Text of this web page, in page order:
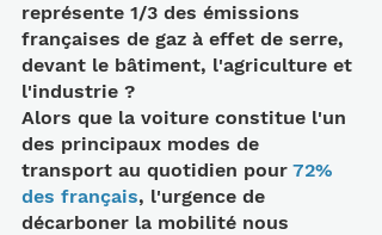
représente 1/3 des émissions
françaises de gaz à effet de serre,
devant le bâtiment, l'agriculture et
l'industrie ?
Alors que la voiture constitue l'un
des principaux modes de
transport au quotidien pour 72%
des français, l'urgence de
décarboner la mobilité nous